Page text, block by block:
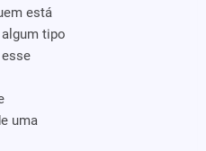
está
tipo
uma